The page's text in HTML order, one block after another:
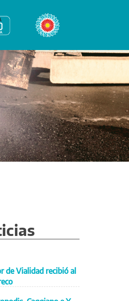
Bicentenario
de Vialidad recibió al